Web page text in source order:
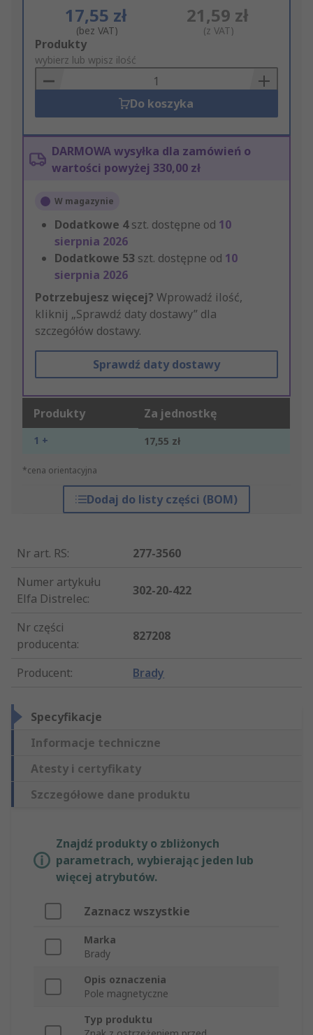
17,55 zł
(bez VAT)
21,59 zł
(z VAT)
Add
to
Basket
Produkty
wybierz lub wpisz ilość
Do koszyka
DARMOWA wysyłka dla zamówień o
wartości powyżej 330,00 zł
W magazynie
Dodatkowe 4szt. dostępne od 10
sierpnia 2026
Dodatkowe 53 szt. dostępne od 10
sierpnia 2026
Potrzebujesz więcej? Wprowadź ilość,
kliknij „Sprawdź daty dostawy” dla
szczegółów dostawy.
Sprawdź daty dostawy
Produkty Za jednostkę
1 + 17,55 zł
*cena orientacyjna
Dodaj do listy części (BOM)
Nr art. RS:
277-3560
Numer artykułu
Elfa Distrelec:
302-20-422
Nr części
producenta:
827208
Producent: Brady
Specyfikacje
Informacje techniczne
Atesty i certyfikaty
Szczegółowe dane produktu
Znajdź produkty o zbliżonych
parametrach, wybierając jeden lub
więcej atrybutów.
Zaznacz wszystkie
Marka
Brady
Opis oznaczenia
Pole magnetyczne
Typ produktu